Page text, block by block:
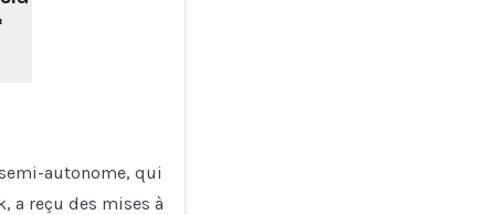
autonome, qui
a reçu des mises à